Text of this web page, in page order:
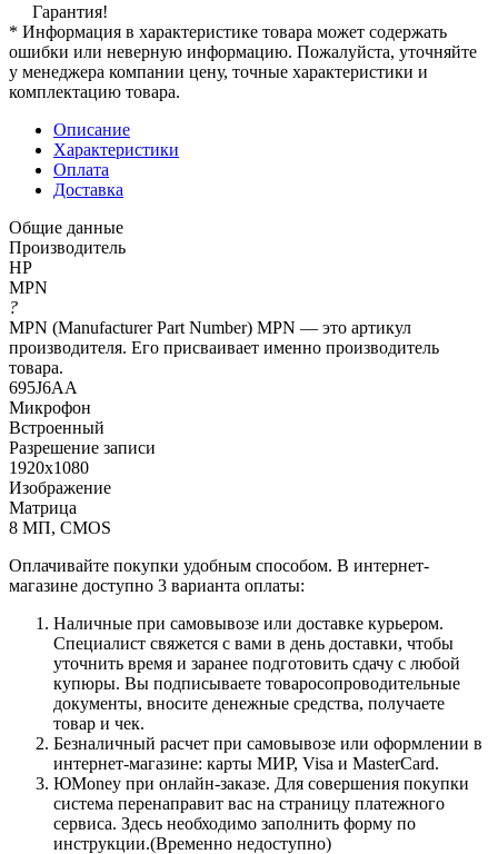
Гарантия!
* Информация в характеристике товара может содержать
ошибки или неверную информацию. Пожалуйста, уточняйте
у менеджера компании цену, точные характеристики и
комплектацию товара.
Описание
Характеристики
Оплата
Доставка
Общие данные
Производитель
HP
MPN
?
MPN (Manufacturer Part Number) MPN — это артикул
производителя. Его присваивает именно производитель
товара.
695J6AA
Микрофон
Встроенный
Разрешение записи
1920x1080
Изображение
Матрица
8 МП, CMOS
Оплачивайте покупки удобным способом. В интернет-
магазине доступно 3 варианта оплаты:
Наличные при самовывозе или доставке курьером.
Специалист свяжется с вами в день доставки, чтобы
уточнить время и заранее подготовить сдачу с любой
купюры. Вы подписываете товаросопроводительные
документы, вносите денежные средства, получаете
товар и чек.
Безналичный расчет при самовывозе или оформлении в
интернет-магазине: карты МИР, Visa и MasterCard.
ЮMoney при онлайн-заказе. Для совершения покупки
система перенаправит вас на страницу платежного
сервиса. Здесь необходимо заполнить форму по
инструкции.(Временно недоступно)